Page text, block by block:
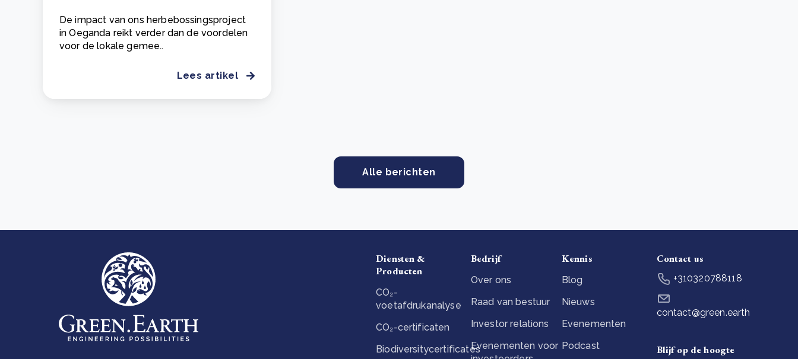
De impact van ons herbebossingsproject
in Oeganda reikt verder dan de voordelen
voor de lokale gemee..
Lees artikel
Alle berichten
Diensten &
Producten
CO₂-
voetafdrukanalyse
CO₂-certificaten
Biodiversitycertificates
Bedrijf
Over ons
Raad van bestuur
Investor relations
Evenementen voor
Kennis
Blog
Nieuws
Evenementen
Podcast
Contact us
+310320788118
contact@green.earth
Blijf op de hoogte